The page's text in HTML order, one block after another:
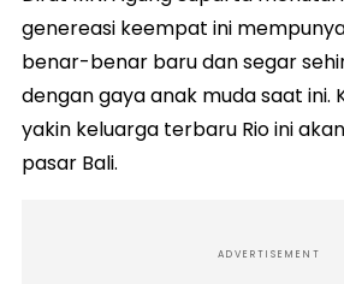
genereasi keempat ini
benar-benar baru dan segar
dengan gaya anak muda saat ini.
yakin keluarga terbaru Rio ini
pasar Bali.
ADVERTISEMENT